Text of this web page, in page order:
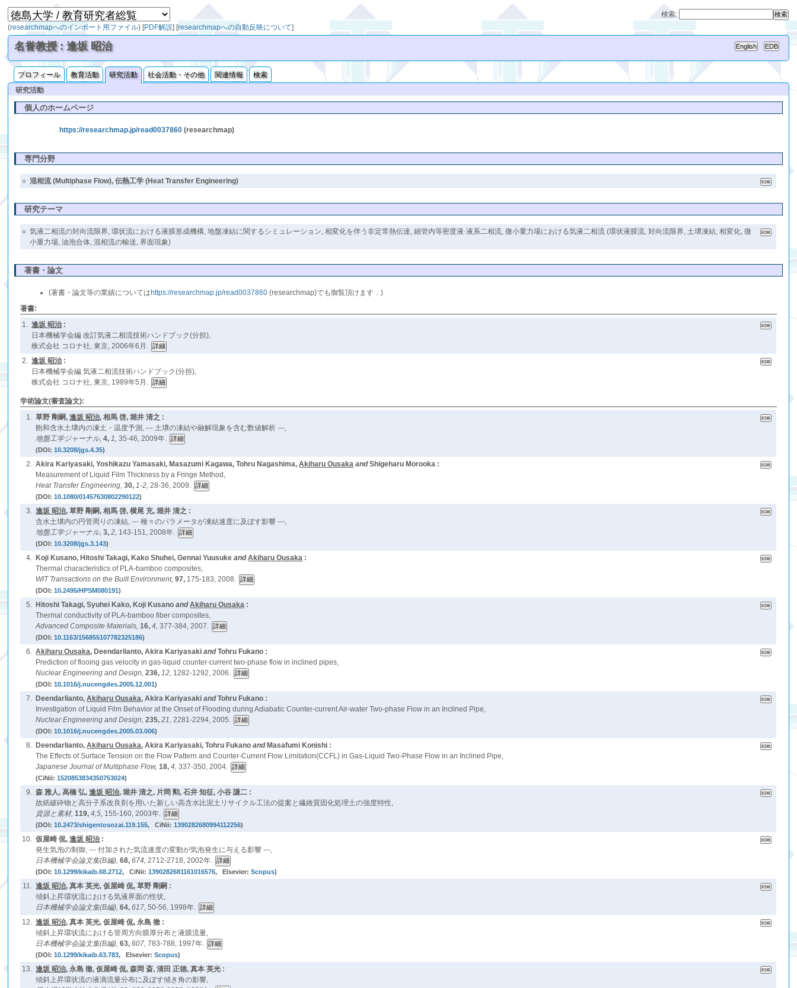
検索:
(researchmapへのインポート用ファイル) [PDF解説] [researchmapへの自動反映について]
名誉教授 : 逢坂 昭治
プロフィール 教育活動 研究活動 社会活動・その他 関連情報
検索
研究活動
個人のホームページ
https://researchmap.jp/read0037860 (researchmap)
専門分野
○ 混相流 (Multiphase Flow), 伝熱工学 (Heat Transfer Engineering)
研究テーマ
○ 気液二相流の対向流限界, 環状流における液膜形成機構, 地盤凍結に関するシミュレーション, 相変化を伴う非定常熱伝達, 細管内等密度液·液系二相流, 微小重力場における気液二相流 (環状液膜流, 対向流限界, 土壌凍結, 相変化, 微
小重力場, 油泡合体, 混相流の輸送, 界面現象)
著書・論文
(著書・論文等の業績については https://researchmap.jp/read0037860 (researchmap)でも御覧頂けます．)
著書:
1. 逢坂 昭治:
日本機械学会編 改訂気液二相流技術ハンドブック(分担),
株式会社 コロナ社, 東京, 2006年6月.
2. 逢坂 昭治:
日本機械学会編 気液二相流技術ハンドブック(分担),
株式会社 コロナ社, 東京, 1989年5月.
学術論文(審査論文):
1. 草野 剛嗣,逢坂 昭治, 相馬 啓, 堀井 清之 :
飽和含水土壌内の凍土・温度予測, --- 土壌の凍結や融解現象を含む数値解析 ---,
地盤工学ジャーナル,4,1,35-46, 2009年.
(DOI:10.3208/jgs.4.35)
2. Akira Kariyasaki, Yoshikazu Yamasaki, Masazumi Kagawa, Tohru Nagashima,Akiharu Ousaka andShigeharu Morooka :
Measurement of Liquid Film Thickness by a Fringe Method,
Heat Transfer Engineering,30,1-2,28-36, 2009.
(DOI:10.1080/01457630802290122)
3. 逢坂 昭治, 草野 剛嗣, 相馬 啓, 横尾 充, 堀井 清之 :
含水土壌内の円管周りの凍結, --- 種々のパラメータが凍結速度に及ぼす影響 ---,
地盤工学ジャーナル,3,2, 143-151, 2008年.
(DOI:10.3208/jgs.3.143)
4. Koji Kusano, Hitoshi Takagi, Kako Shuhei, Gennai Yuusuke andAkiharu Ousaka :
Thermal characteristics of PLA-bamboo composites,
WIT Transactions on the Built Environment,97, 175-183, 2008.
(DOI:10.2495/HPSM080191)
5. Hitoshi Takagi, Syuhei Kako, Koji Kusano andAkiharu Ousaka :
Thermal conductivity of PLA-bamboo fiber composites,
Advanced Composite Materials,16,4,377-384, 2007.
(DOI:10.1163/156855107782325186)
6. Akiharu Ousaka, Deendarlianto, Akira Kariyasaki andTohru Fukano :
Prediction of flooing gas velocity in gas-liquid counter-current two-phase flow in inclined pipes,
Nuclear Engineering and Design,236,12, 1282-1292, 2006.
(DOI:10.1016/j.nucengdes.2005.12.001)
7. Deendarlianto,Akiharu Ousaka, Akira Kariyasaki andTohru Fukano :
Investigation of Liquid Film Behavior at the Onset of Flooding during Adiabatic Counter-current Air-water Two-phase Flow in an Inclined Pipe,
Nuclear Engineering and Design,235,21,2281-2294, 2005.
(DOI:10.1016/j.nucengdes.2005.03.006)
8. Deendarlianto,Akiharu Ousaka, Akira Kariyasaki, Tohru Fukano and Masafumi Konishi :
The Effects of Surface Tension on the Flow Pattern and Counter-Current Flow Limitation(CCFL) in Gas-Liquid Two-Phase Flow in an Inclined Pipe,
Japanese Journal of Multiphase Flow,18,4,337-350, 2004.
(CiNii:1520853834350753024)
9. 森 雅人, 高橋 弘,逢坂 昭治, 堀井 清之, 片岡 勲, 石井 知征, 小谷 謙二 :
故紙破砕物と高分子系改良剤を用いた新しい高含水比泥土リサイクル工法の提案と繊維質固化処理土の強度特性,
資源と素材,119,4,5, 155-160, 2003年.
(DOI:10.2473/shigentosozai.119.155, CiNii:1390282680994112256)
10. 仮屋崎 侃,逢坂 昭治:
発生気泡の制御, --- 付加された気流速度の変動が気泡発生に与える影響 ---,
日本機械学会論文集(B編),68,674,2712-2718, 2002年.
(DOI:10.1299/kikaib.68.2712, CiNii:1390282681161016576, Elsevier:Scopus)
11. 逢坂 昭治, 真本 英光, 仮屋崎 侃, 草野 剛嗣 :
傾斜上昇環状流における気液界面の性状,
日本機械学会論文集(B編),64,617,50-56, 1998年.
12. 逢坂 昭治, 真本 英光, 仮屋崎 侃, 永島 徹 :
傾斜上昇環状流における管周方向膜厚分布と液膜流量,
日本機械学会論文集(B編),63,607,783-788, 1997年.
(DOI:10.1299/kikaib.63.783, Elsevier:Scopus)
13. 逢坂 昭治, 永島 徹, 仮屋崎 侃, 森岡 斎, 清田 正徳, 真本 英光 :
傾斜上昇環状流の液滴流量分布に及ぼす傾き角の影響,